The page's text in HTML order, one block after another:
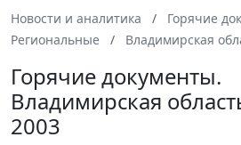
Новости и аналитика
Горячие
Региональные
Владимирская
Горячие документы.
Владимирская
2003